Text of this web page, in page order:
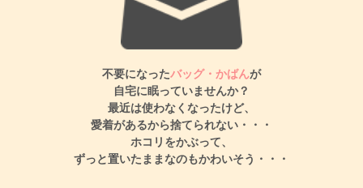
不要になったバッグ・かばんが
自宅に眠っていませんか？
最近は使わなくなったけど、
愛着があるから捨てられない・・・
ホコリをかぶって、
ずっと置いたままなのもかわいそう・・・